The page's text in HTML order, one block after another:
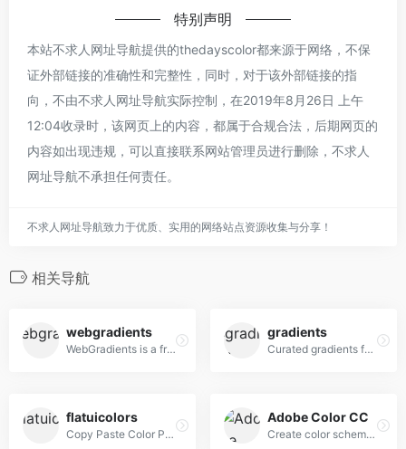
特别声明
本站不求人网址导航提供的thedayscolor都来源于网络，不保
证外部链接的准确性和完整性，同时，对于该外部链接的指
向，不由不求人网址导航实际控制，在2019年8月26日 上午
12:04收录时，该网页上的内容，都属于合规合法，后期网页的
内容如出现违规，可以直接联系网站管理员进行删除，不求人
网址导航不承担任何责任。
不求人网址导航致力于优质、实用的网络站点资源收集与分享！
相关导航
webgradients
WebGradients is a free collection of 180 linear gradients that you can use as content backdrops in any part of your website.
gradients
Curated gradients for designers and developers
flatuicolors
Copy Paste Color Pallette from Flat UI Theme
Adobe Color CC
Create color schemes with the color wheel or browse thousands of color combinations from the Color community.